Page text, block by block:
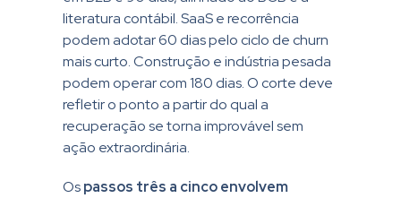
literatura contábil. SaaS e recorrência
podem adotar 60 dias pelo ciclo de churn
mais curto. Construção e indústria pesada
podem operar com 180 dias. O corte deve
refletir o ponto a partir do qual a
recuperação se torna improvável sem
ação extraordinária.
Ospassos três a cinco envolvem